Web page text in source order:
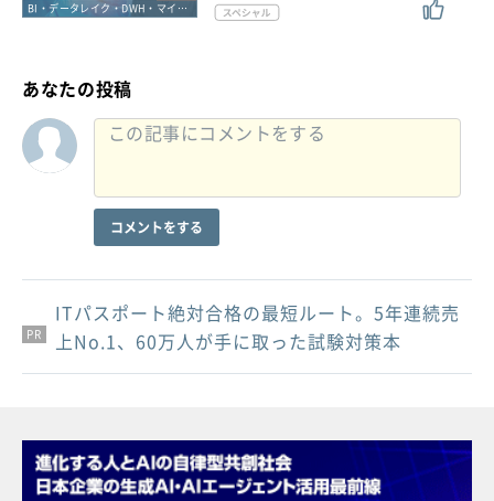
BI・データレイク・DWH・マイニング
あなたの投稿
コメントをする
PR
PR
PR
ITパスポート絶対合格の最短ルート。5年連続売
上No.1、60万人が手に取った試験対策本